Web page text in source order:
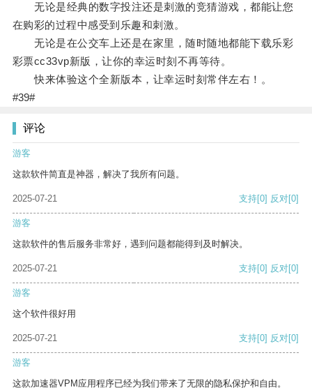
无论是经典的数字投注还是刺激的竞猜游戏，都能让您
在购彩的过程中感受到乐趣和刺激。
无论是在公交车上还是在家里，随时随地都能下载乐彩
彩票cc33vp新版，让你的幸运时刻不再等待。
快来体验这个全新版本，让幸运时刻常伴左右！。
#39#
评论
游客
这款软件简直是神器，解决了我所有问题。
2025-07-21 支持[0] 反对[0]
游客
这款软件的售后服务非常好，遇到问题都能得到及时解决。
2025-07-21 支持[0] 反对[0]
游客
这个软件很好用
2025-07-21 支持[0] 反对[0]
游客
这款加速器VPM应用程序已经为我们带来了无限的隐私保护和自由。